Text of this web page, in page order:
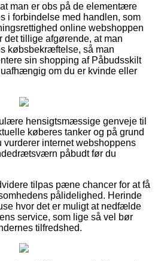
man er obs på de elementære
i forbindelse med handlen, som
online webshoppen
det tillige afgørende, at man
købsbekræftelse, så man
sin shopping af Påbudsskilt
om du er kvinde eller
hensigtsmæssige genveje til
køberes tanker og på grund
vurderer internet webshoppens
påbudt før du
tilpas pæne chancer for at få
pålidelighed. Herinde
hvor det er muligt at nedfælde
service, som lige så vel bør
tilfredshed.